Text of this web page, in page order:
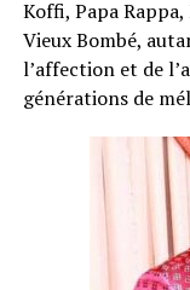
Koffi, Papa
Vieux Bombé,
l’affection et de
générations de